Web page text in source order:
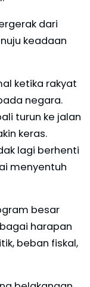
dari
keadaan
ketika rakyat
negara.
turun ke jalan
keras.
lagi berhenti
menyentuh
besar
harapan
beban fiskal,